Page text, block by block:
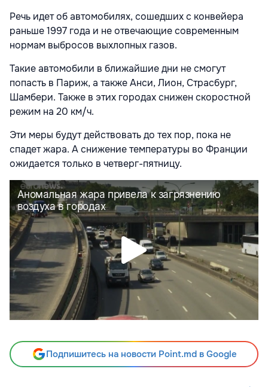
Речь идет об автомобилях, сошедших с конвейера
раньше 1997 года и не отвечающие современным
нормам выбросов выхлопных газов.
Такие автомобили в ближайшие дни не смогут
попасть в Париж, а также Анси, Лион, Страсбург,
Шамбери. Также в этих городах снижен скоростной
режим на 20 км/ч.
Эти меры будут действовать до тех пор, пока не
спадет жара. А снижение температуры во Франции
ожидается только в четверг-пятницу.
Подпишитесь на новости Point.md в Google